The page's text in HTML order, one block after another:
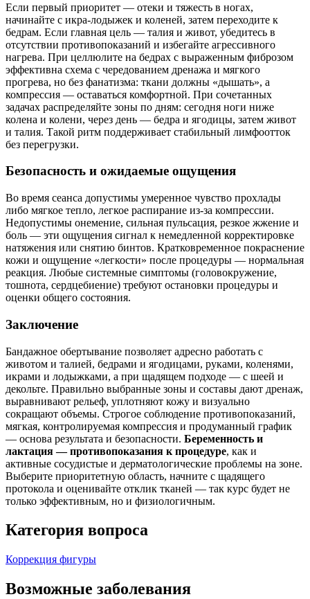
Если первый приоритет — отеки и тяжесть в ногах,
начинайте с икра‑лодыжек и коленей, затем переходите к
бедрам. Если главная цель — талия и живот, убедитесь в
отсутствии противопоказаний и избегайте агрессивного
нагрева. При целлюлите на бедрах с выраженным фиброзом
эффективна схема с чередованием дренажа и мягкого
прогрева, но без фанатизма: ткани должны «дышать», а
компрессия — оставаться комфортной. При сочетанных
задачах распределяйте зоны по дням: сегодня ноги ниже
колена и колени, через день — бедра и ягодицы, затем живот
и талия. Такой ритм поддерживает стабильный лимфоотток
без перегрузки.
Безопасность и ожидаемые ощущения
Во время сеанса допустимы умеренное чувство прохлады
либо мягкое тепло, легкое распирание из‑за компрессии.
Недопустимы онемение, сильная пульсация, резкое жжение и
боль — эти ощущения сигнал к немедленной корректировке
натяжения или снятию бинтов. Кратковременное покраснение
кожи и ощущение «легкости» после процедуры — нормальная
реакция. Любые системные симптомы (головокружение,
тошнота, сердцебиение) требуют остановки процедуры и
оценки общего состояния.
Заключение
Бандажное обертывание позволяет адресно работать с
животом и талией, бедрами и ягодицами, руками, коленями,
икрами и лодыжками, а при щадящем подходе — с шеей и
декольте. Правильно выбранные зоны и составы дают дренаж,
выравнивают рельеф, уплотняют кожу и визуально
сокращают объемы. Строгое соблюдение противопоказаний,
мягкая, контролируемая компрессия и продуманный график
— основа результата и безопасности. Беременность и
лактация — противопоказания к процедуре, как и
активные сосудистые и дерматологические проблемы на зоне.
Выберите приоритетную область, начните с щадящего
протокола и оценивайте отклик тканей — так курс будет не
только эффективным, но и физиологичным.
Категория вопроса
Коррекция фигуры
Возможные заболевания